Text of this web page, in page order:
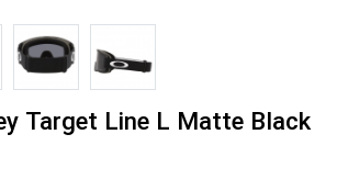
Target Line L Matte Black